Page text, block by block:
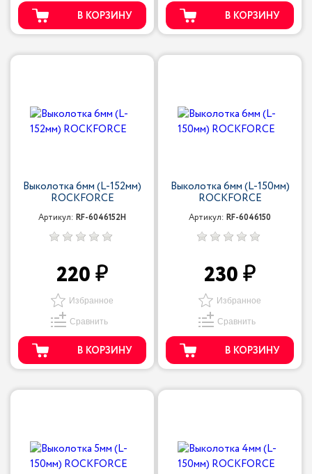
В КОРЗИНУ В КОРЗИНУ
Выколотка 6мм (L-152мм)
ROCKFORCE
Артикул: RF-6046152H
220
Избранное
Сравнить
В КОРЗИНУ
Выколотка 6мм (L-150мм)
ROCKFORCE
Артикул: RF-6046150
230
Избранное
Сравнить
В КОРЗИНУ